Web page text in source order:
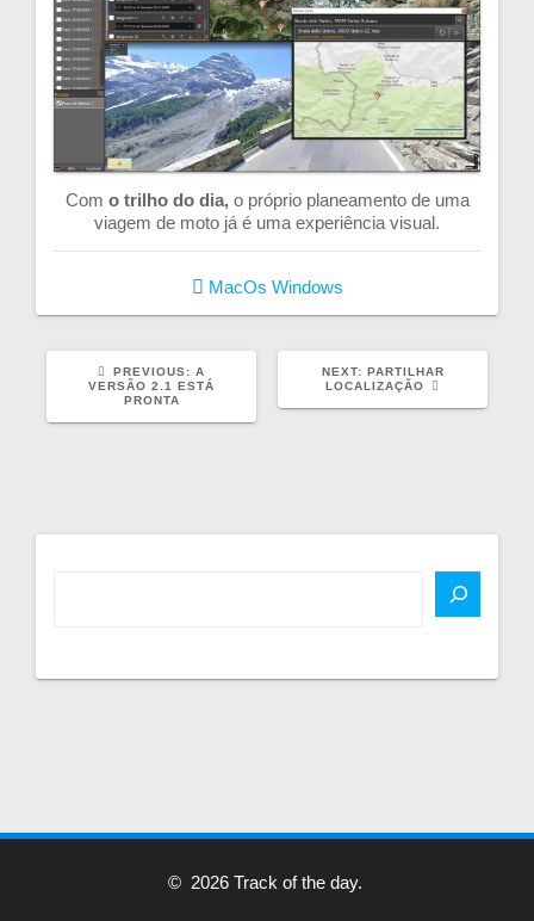
Com o trilho do dia,o próprio planeamento de uma
viagem de moto já é uma experiência visual.
MacOs Windows
PREVIOUS: PREVIOUS
POST:
A
VERSÃO 2.1 ESTÁ
PRONTA
NEXT: NEXT
POST:
PARTILHAR
LOCALIZAÇÃO
© 2026 Track of the day.